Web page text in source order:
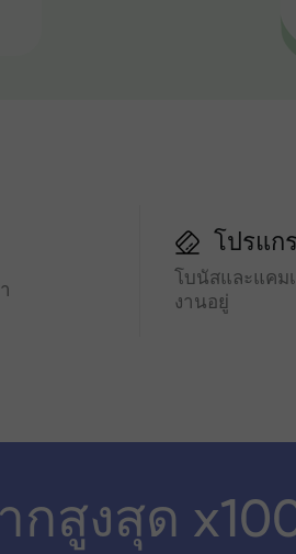
โปรแ
โบนัสและแคม
งานอยู่
กสูงสุด